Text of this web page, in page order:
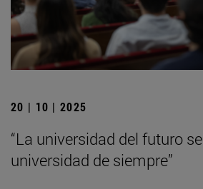
20 | 10 | 2025
“La universidad del futuro
universidad de siempre”